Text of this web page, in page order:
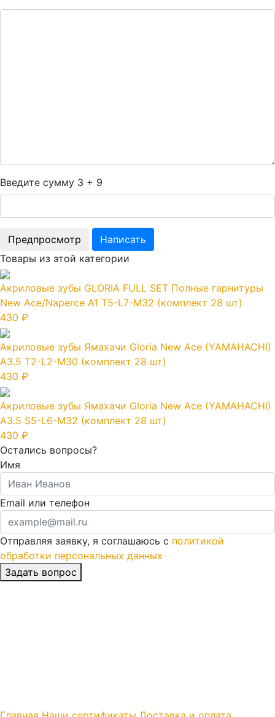
Введите сумму 3 + 9
Товары из этой категории
Акриловые зубы GLORIA FULL SET Полные гарнитуры
New Ace/Naperce A1 T5-L7-M32 (комплект 28 шт)
430 ₽
Акриловые зубы Ямахачи Gloria New Ace (YAMAHACHI)
A3.5 T2-L2-M30 (комплект 28 шт)
430 ₽
Акриловые зубы Ямахачи Gloria New Ace (YAMAHACHI)
A3.5 S5-L6-M32 (комплект 28 шт)
430 ₽
Остались вопросы?
Имя
Email или телефон
Отправляя заявку, я соглашаюсь с политикой
обработки персональных данных